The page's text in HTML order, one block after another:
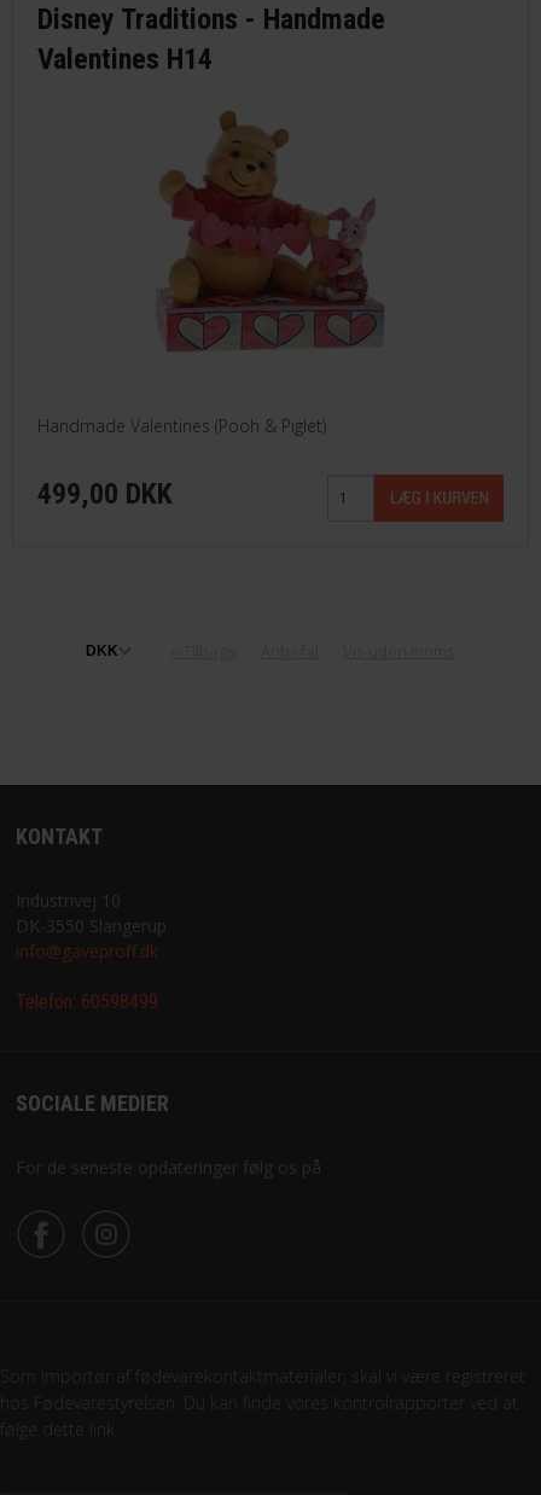
Disney Traditions - Handmade
Valentines H14
Handmade Valentines (Pooh & Piglet)
499,00 DKK
KONTAKT
Industrivej 10
DK-3550 Slangerup
info@gaveproff.dk
Telefon: 60598499
SOCIALE MEDIER
For de seneste opdateringer følg os på
Som importør af fødevarekontaktmaterialer, skal vi være registreret
hos Fødevarestyrelsen. Du kan finde vores kontrolrapporter ved at
følge dette link: